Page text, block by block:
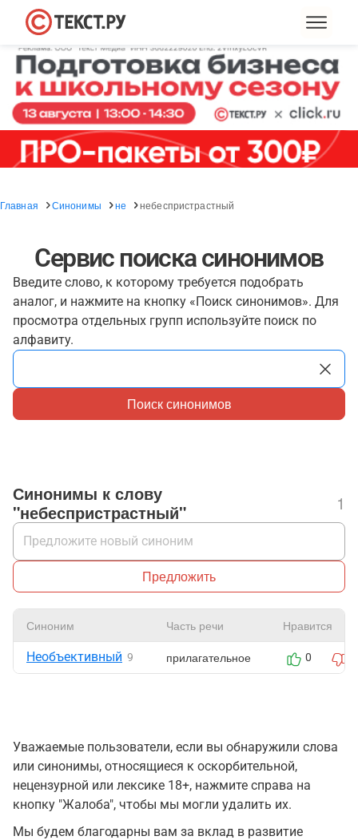
Главная Синонимы не небеспристрастный
Сервис поиска синонимов
Введите слово, к которому требуется подобрать
аналог, и нажмите на кнопку «Поиск синонимов». Для
просмотра отдельных групп используйте поиск по
алфавиту.
Поиск синонимов
Синонимы к слову
"небеспристрастный"
1
Предложить
Синоним Часть речи Нравится
Необъективный 9 прилагательное 0
Уважаемые пользователи, если вы обнаружили слова
или синонимы, относящиеся к оскорбительной,
нецензурной или лексике 18+, нажмите справа на
кнопку "Жалоба", чтобы мы могли удалить их.
Мы будем благодарны вам за вклад в развитие